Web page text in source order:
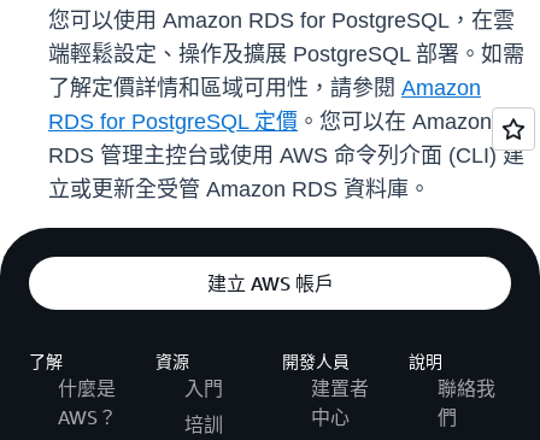
您可以使用 Amazon RDS for PostgreSQL，在雲
端輕鬆設定、操作及擴展 PostgreSQL 部署。如需
了解定價詳情和區域可用性，請參閱 Amazon
RDS for PostgreSQL 定價 。您可以在 Amazon
RDS 管理主控台或使用 AWS 命令列介面 (CLI) 建
立或更新全受管 Amazon RDS 資料庫。
建立 AWS 帳戶
了解
什麼是
AWS？
資源
入門
培訓
開發人員
建置者
中心
說明
聯絡我
們